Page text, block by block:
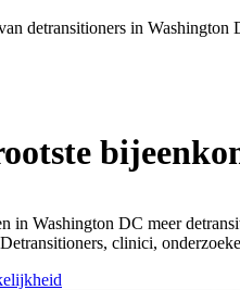
detransitioners in Washington
Washington DC meer
clinici,